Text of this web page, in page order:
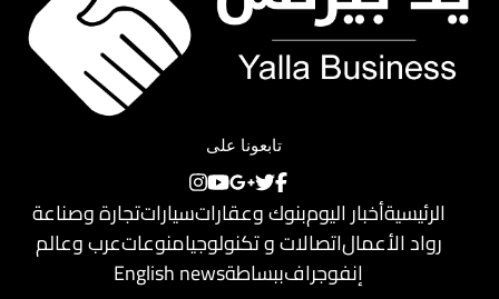
تابعونا على
الرئيسيةأخبار اليومبنوك وعقاراتسياراتتجارة وصناعة
رواد الأعمالاتصالات و تكنولوجيامنوعاتعرب وعالم
إنفوجرافببساطةEnglish news